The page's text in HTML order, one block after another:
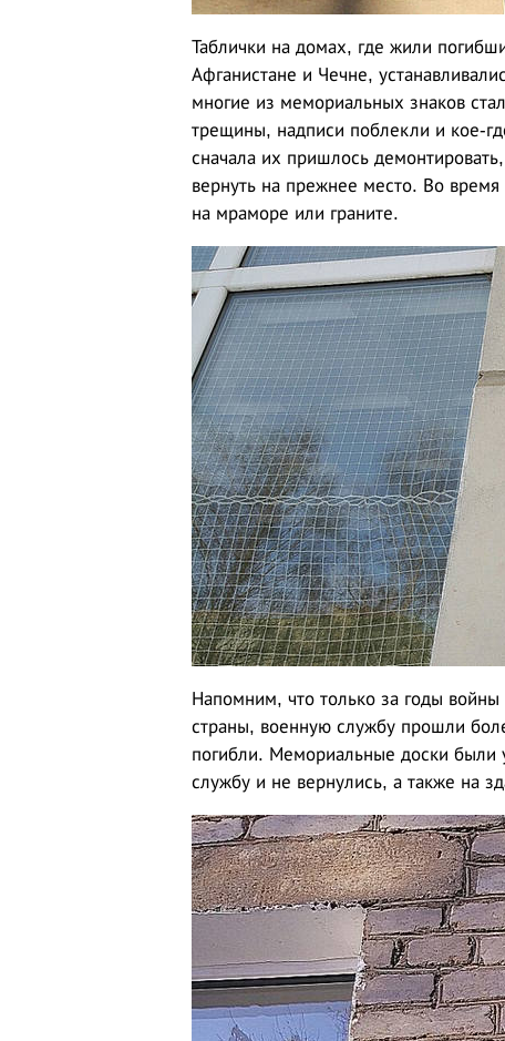
Таблички на домах, где жили
Афганистане и Чечне,
многие из мемориальных знаков
трещины, надписи поблекли и кое-
сначала их пришлось
вернуть на прежнее место. Во
на мраморе или граните.
Напомним, что только за годы
страны, военную службу прошли
погибли. Мемориальные доски были
службу и не вернулись, а также на